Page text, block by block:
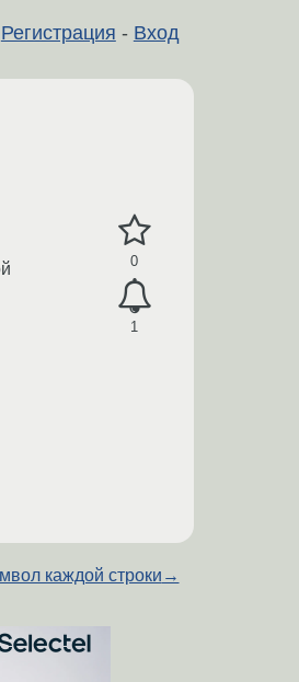
Регистрация - Вход
0
1
каждой строки →